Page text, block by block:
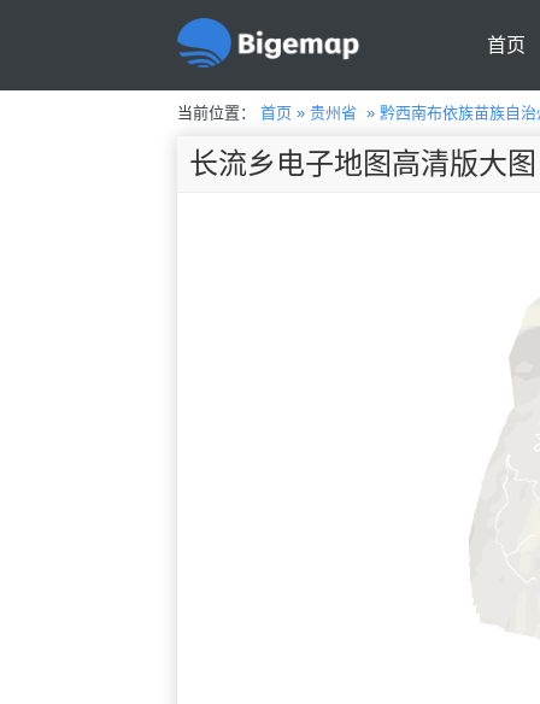
首页
当前位置： 首页» 贵州省 » 黔西南布依族苗族自治
长流乡电子地图高清版大图